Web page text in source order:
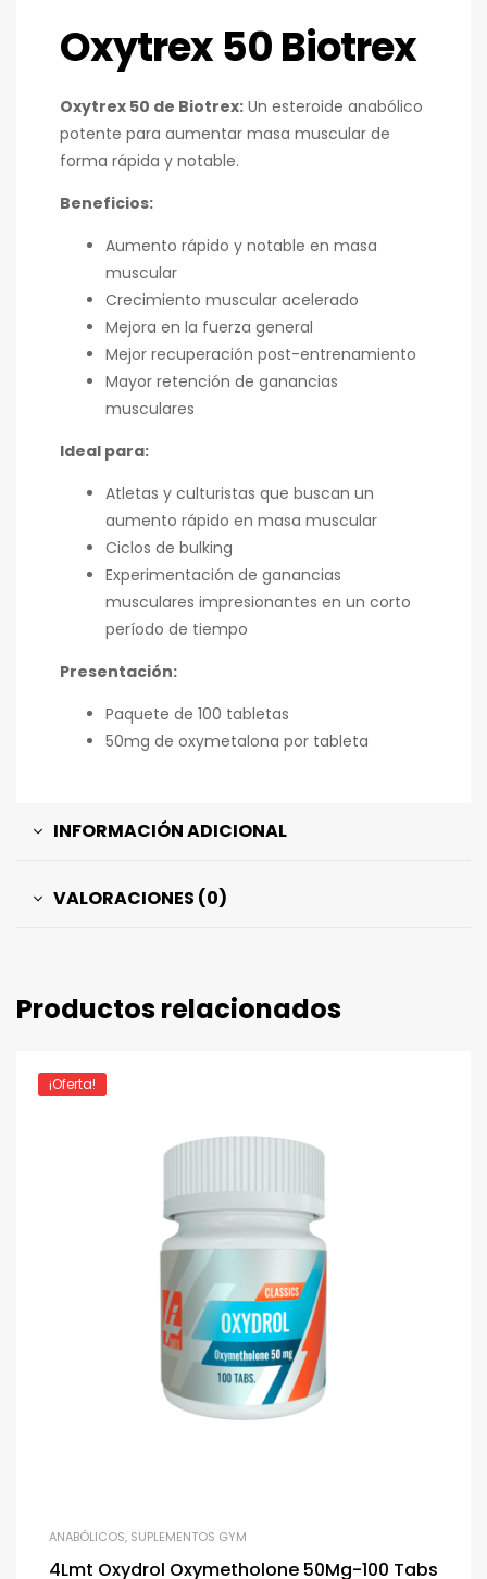
Oxytrex 50 Biotrex
Oxytrex 50 de Biotrex: Un esteroide anabólico
potente para aumentar masa muscular de
forma rápida y notable.
Beneficios:
Aumento rápido y notable en masa
muscular
Crecimiento muscular acelerado
Mejora en la fuerza general
Mejor recuperación post-entrenamiento
Mayor retención de ganancias
musculares
Ideal para:
Atletas y culturistas que buscan un
aumento rápido en masa muscular
Ciclos de bulking
Experimentación de ganancias
musculares impresionantes en un corto
período de tiempo
Presentación:
Paquete de 100 tabletas
50mg de oxymetalona por tableta
INFORMACIÓN ADICIONAL
VALORACIONES (0)
Productos relacionados
¡Oferta!
ANABÓLICOS, SUPLEMENTOS GYM
4Lmt Oxydrol Oxymetholone 50Mg-100 Tabs